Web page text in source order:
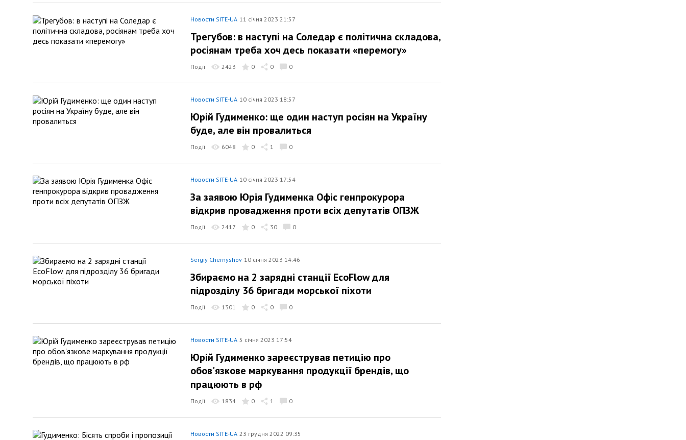
Новости SITE-UA 11 січня 2023 21:57
Трегубов: в наступі на Соледар є політична складова,
росіянам треба хоч десь показати «перемогу»
Події 2423 0 0 0
Новости SITE-UA 10 січня 2023 18:57
Юрій Гудименко: ще один наступ росіян на Україну
буде, але він провалиться
Події 6048 0 1 0
Новости SITE-UA 10 січня 2023 17:54
За заявою Юрія Гудименка Офіс генпрокурора
відкрив провадження проти всіх депутатів ОПЗЖ
Події 2417 0 30 0
Sergiy Chernyshov 10 січня 2023 14:46
Збираємо на 2 зарядні станції EcoFlow для
підрозділу 36 бригади морської піхоти
Події 1301 0 0 0
Новости SITE-UA 5 січня 2023 17:54
Юрій Гудименко зареєстрував петицію про
обов'язкове маркування продукції брендів, що
працюють в рф
Події 1834 0 1 0
Новости SITE-UA 23 грудня 2022 09:35